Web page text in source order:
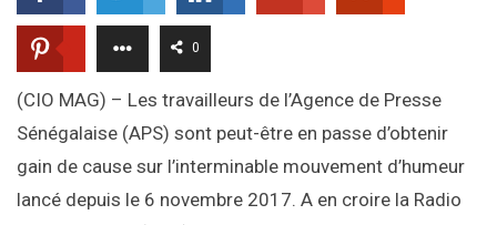
0
(CIO MAG) – Les travailleurs de l’Agence de Presse
Sénégalaise (APS) sont peut-être en passe d’obtenir
gain de cause sur l’interminable mouvement d’humeur
lancé depuis le 6 novembre 2017. A en croire la Radio